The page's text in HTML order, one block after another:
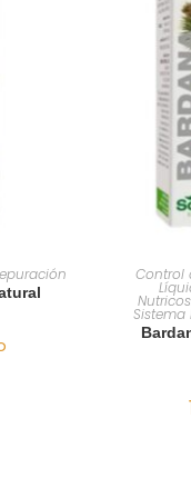
Control
Sistema